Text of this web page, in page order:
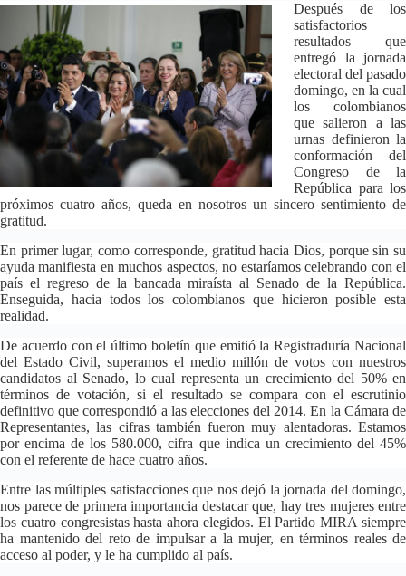
Después de los
satisfactorios
resultados que
entregó la jornada
electoral del pasado
domingo, en la cual
los colombianos
que salieron a las
urnas definieron la
conformación del
Congreso de la
República para los
próximos cuatro años, queda en nosotros un sincero sentimiento de
gratitud.
En primer lugar, como corresponde, gratitud hacia Dios, porque sin su
ayuda manifiesta en muchos aspectos, no estaríamos celebrando con el
país el regreso de la bancada miraísta al Senado de la República.
Enseguida, hacia todos los colombianos que hicieron posible esta
realidad.
De acuerdo con el último boletín que emitió la Registraduría Nacional
del Estado Civil, superamos el medio millón de votos con nuestros
candidatos al Senado, lo cual representa un crecimiento del 50% en
términos de votación, si el resultado se compara con el escrutinio
definitivo que correspondió a las elecciones del 2014. En la Cámara de
Representantes, las cifras también fueron muy alentadoras. Estamos
por encima de los 580.000, cifra que indica un crecimiento del 45%
con el referente de hace cuatro años.
Entre las múltiples satisfacciones que nos dejó la jornada del domingo,
nos parece de primera importancia destacar que, hay tres mujeres entre
los cuatro congresistas hasta ahora elegidos. El Partido MIRA siempre
ha mantenido del reto de impulsar a la mujer, en términos reales de
acceso al poder, y le ha cumplido al país.